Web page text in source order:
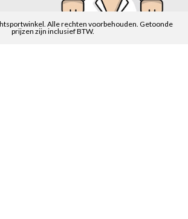
Alle rechten voorbehouden. Getoonde
prijzen zijn inclusief BTW.